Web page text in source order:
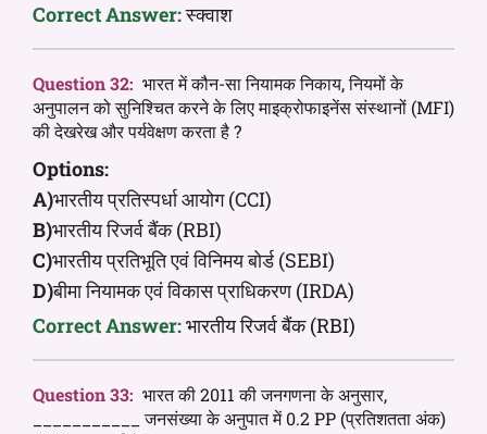
Correct Answer:स्क्वाश
Question 32: भारत में कौन-सा नियामक निकाय, नियमों के
अनुपालन को सुनिश्चित करने के लिए माइक्रोफाइनेंस संस्थानों (MFI)
की देखरेख और पर्यवेक्षण करता है ?
Options:
A)भारतीय प्रतिस्पर्धा आयोग (CCI)
B)भारतीय रिजर्व बैंक (RBI)
C)भारतीय प्रतिभूति एवं विनिमय बोर्ड (SEBI)
D)बीमा नियामक एवं विकास प्राधिकरण (IRDA)
Correct Answer:भारतीय रिजर्व बैंक (RBI)
Question 33: भारत की 2011 की जनगणना के अनुसार,
___________ जनसंख्या के अनुपात में 0.2 PP (प्रतिशतता अंक)